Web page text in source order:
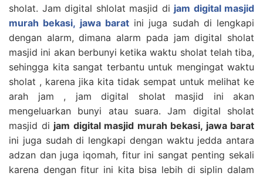
sholat. Jam digital shlolat masjid di jam digital masjid
murah bekasi, jawa barat ini juga sudah di lengkapi
dengan alarm, dimana alarm pada jam digital sholat
masjid ini akan berbunyi ketika waktu sholat telah tiba,
sehingga kita sangat terbantu untuk mengingat waktu
sholat , karena jika kita tidak sempat untuk melihat ke
arah jam , jam digital sholat masjid ini akan
mengeluarkan bunyi atau suara. Jam digital sholat
masjid di jam digital masjid murah bekasi, jawa barat
ini juga sudah di lengkapi dengan waktu jedda antara
adzan dan juga iqomah, fitur ini sangat penting sekali
karena dengan fitur ini kita bisa lebih di siplin dalam